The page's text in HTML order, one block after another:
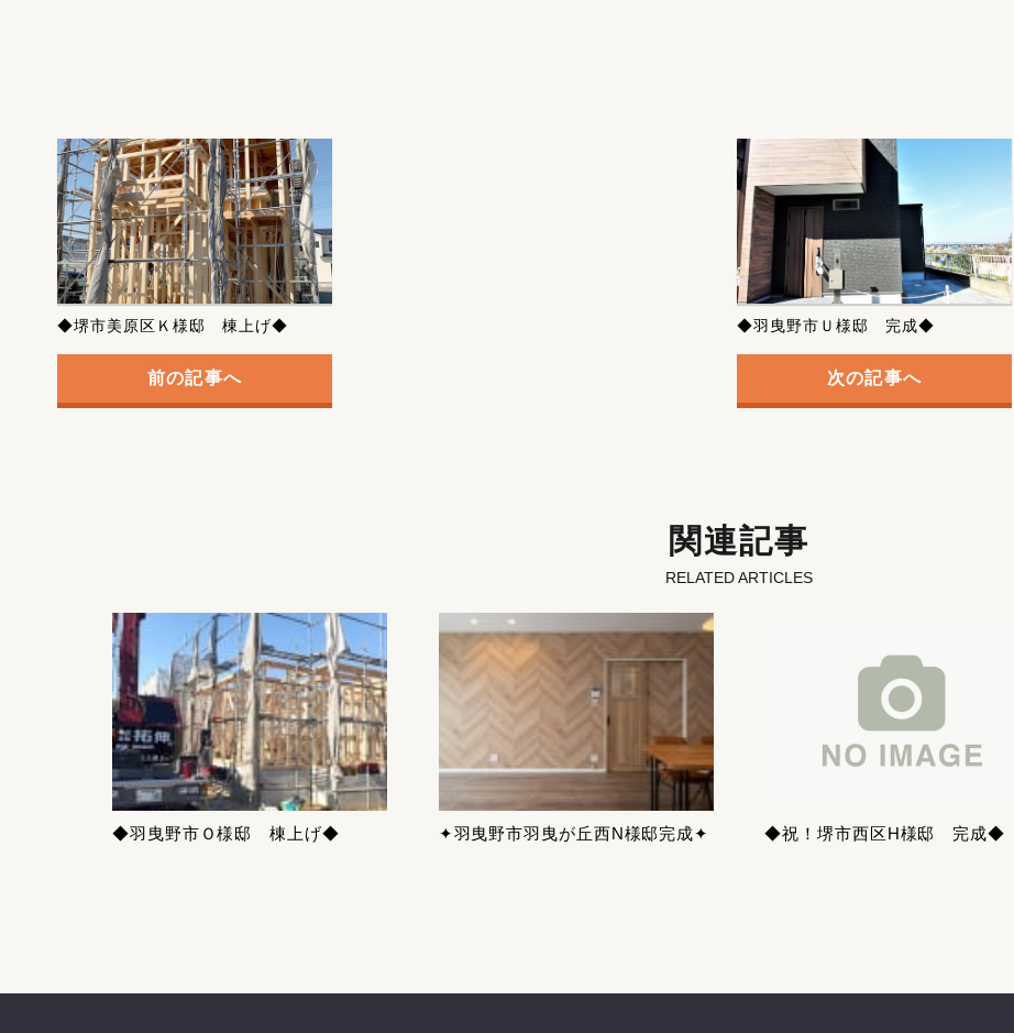
◆堺市美原区Ｋ様邸 棟上げ◆
前の記事へ
◆羽曳野市Ｕ様邸 完成◆
次の記事へ
関連記事
RELATED ARTICLES
◆羽曳野市Ｏ様邸 棟上げ◆ ✦羽曳野市羽曳が丘西N様邸完成✦ ◆祝！堺市西区H様邸 完成◆